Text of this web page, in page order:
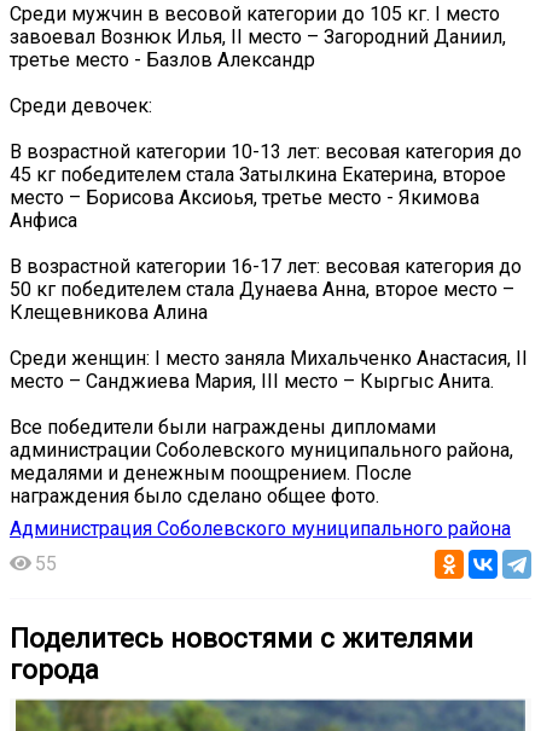
Среди мужчин в весовой категории до 105 кг. I место
завоевал Вознюк Илья, II место – Загородний Даниил,
третье место - Базлов Александр
Среди девочек:
В возрастной категории 10-13 лет: весовая категория до
45 кг победителем стала Затылкина Екатерина, второе
место – Борисова Аксиоья, третье место - Якимова
Анфиса
В возрастной категории 16-17 лет: весовая категория до
50 кг победителем стала Дунаева Анна, второе место –
Клещевникова Алина
Среди женщин: I место заняла Михальченко Анастасия, II
место – Санджиева Мария, III место – Кыргыс Анита.
Все победители были награждены дипломами
администрации Соболевского муниципального района,
медалями и денежным поощрением. После
награждения было сделано общее фото.
Администрация Соболевского муниципального района
55
Поделитесь новостями с жителями
города